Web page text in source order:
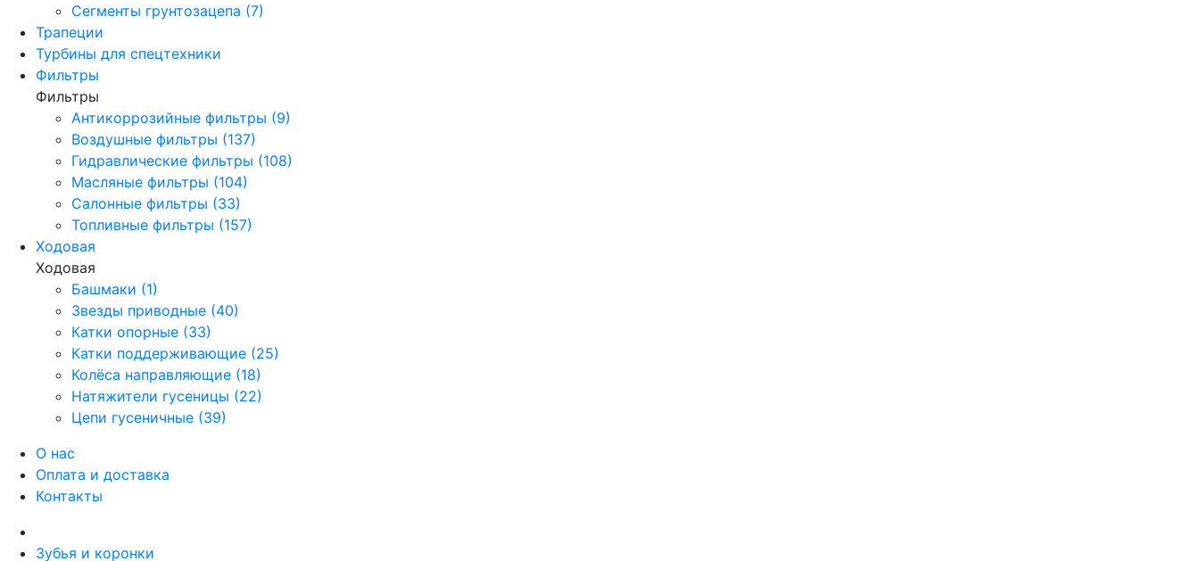
Сегменты грунтозацепа (7)
Трапеции
Турбины для спецтехники
Фильтры
Фильтры
Антикоррозийные фильтры (9)
Воздушные фильтры (137)
Гидравлические фильтры (108)
Масляные фильтры (104)
Салонные фильтры (33)
Топливные фильтры (157)
Ходовая
Ходовая
Башмаки (1)
Звезды приводные (40)
Катки опорные (33)
Катки поддерживающие (25)
Колёса направляющие (18)
Натяжители гусеницы (22)
Цепи гусеничные (39)
О нас
Оплата и доставка
Контакты
Зубья и коронки